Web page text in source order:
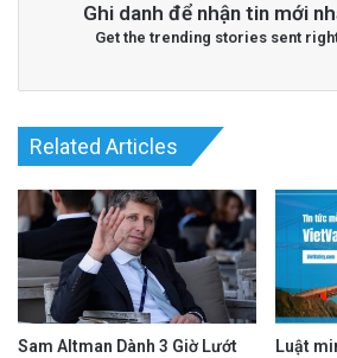
Ghi danh để nhận tin mới
Get the trending stories sent
Related Articles
Sam Altman Dành 3 Giờ Lướt
Luật